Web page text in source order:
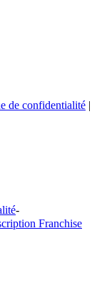
de confidentialité |
-
Franchise